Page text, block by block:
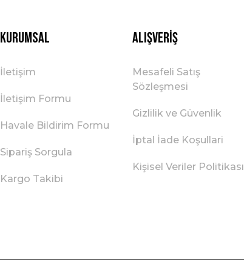
Kurumsal
İletişim
İletişim Formu
Havale Bildirim Formu
Sipariş Sorgula
Kargo Takibi
Alışveriş
Mesafeli Satış
Sözleşmesi
Gizlilik ve Güvenlik
İptal İade Koşullari
Kişisel Veriler Politikası